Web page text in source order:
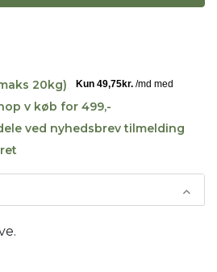
20kg)
v køb for 499,-
ved nyhedsbrev tilmelding